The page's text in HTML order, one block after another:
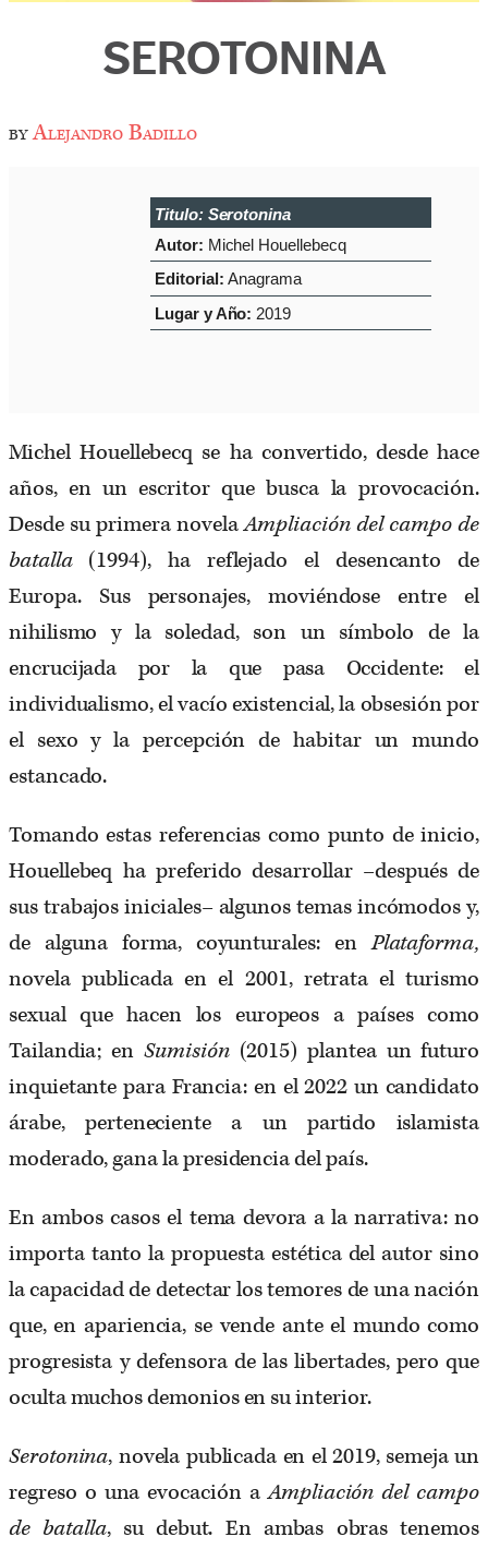
SEROTONINA
byAlejandro Badillo
Titulo: Serotonina
Autor: Michel Houellebecq
Editorial:Anagrama
Lugar y Año: 2019
Michel Houellebecq se ha convertido, desde hace
años, en un escritor que busca la provocación.
Desde su primera novelaAmpliación del campo de
batalla(1994), ha reflejado el desencanto de
Europa. Sus personajes, moviéndose entre el
nihilismo y la soledad, son un símbolo de la
encrucijada por la que pasa Occidente: el
individualismo, el vacío existencial, la obsesión por
el sexo y la percepción de habitar un mundo
estancado.
Tomando estas referencias como punto de inicio,
Houellebeq ha preferido desarrollar –después de
sus trabajos iniciales– algunos temas incómodos y,
de alguna forma, coyunturales: enPlataforma,
novela publicada en el 2001, retrata el turismo
sexual que hacen los europeos a países como
Tailandia; enSumisión (2015) plantea un futuro
inquietante para Francia: en el 2022 un candidato
árabe, perteneciente a un partido islamista
moderado, gana la presidencia del país.
En ambos casos el tema devora a la narrativa: no
importa tanto la propuesta estética del autor sino
la capacidad de detectar los temores de una nación
que, en apariencia, se vende ante el mundo como
progresista y defensora de las libertades, pero que
oculta muchos demonios en su interior.
Serotonina, novela publicada en el 2019, semeja un
regreso o una evocación aAmpliación del campo
de batalla, su debut. En ambas obras tenemos